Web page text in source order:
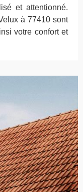
et attentionné.
à 77410 sont
votre confort et